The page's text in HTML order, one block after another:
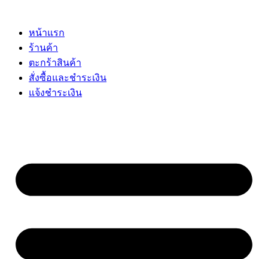
contentหน้าแรก
ร้านค้า
ตะกร้าสินค้า
สั่งซื้อและชำระเงิน
แจ้งชำระเงิน